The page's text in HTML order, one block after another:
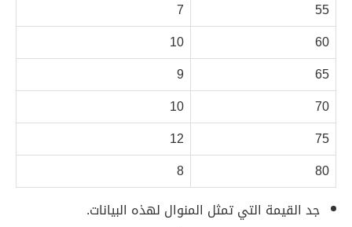
55
7
60
10
65
9
70
10
75
12
80
8
جد القيمة التي تمثل المنوال لهذه البيانات.